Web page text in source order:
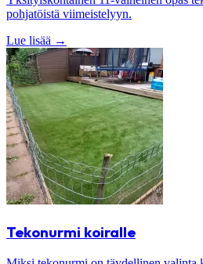
pohjatöistä viimeistelyyn.
Lue lisää →
Tekonurmi koiralle